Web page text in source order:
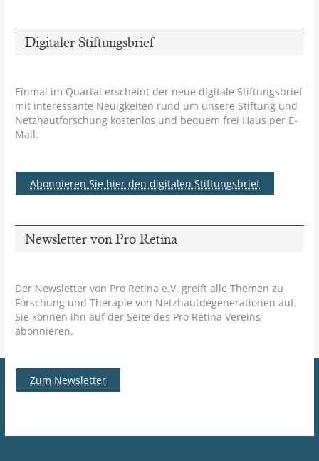
Digitaler Stiftungsbrief
Einmal im Quartal erscheint der neue digitale Stiftungsbrief
mit interessante Neuigkeiten rund um unsere Stiftung und
Netzhautforschung kostenlos und bequem frei Haus per E-
Mail.
Abonnieren Sie hier den digitalen Stiftungsbrief
Newsletter von Pro Retina
Der Newsletter von Pro Retina e.V. greift alle Themen zu
Forschung und Therapie von Netzhautdegenerationen auf.
Sie können ihn auf der Seite des Pro Retina Vereins
abonnieren.
Zum Newsletter